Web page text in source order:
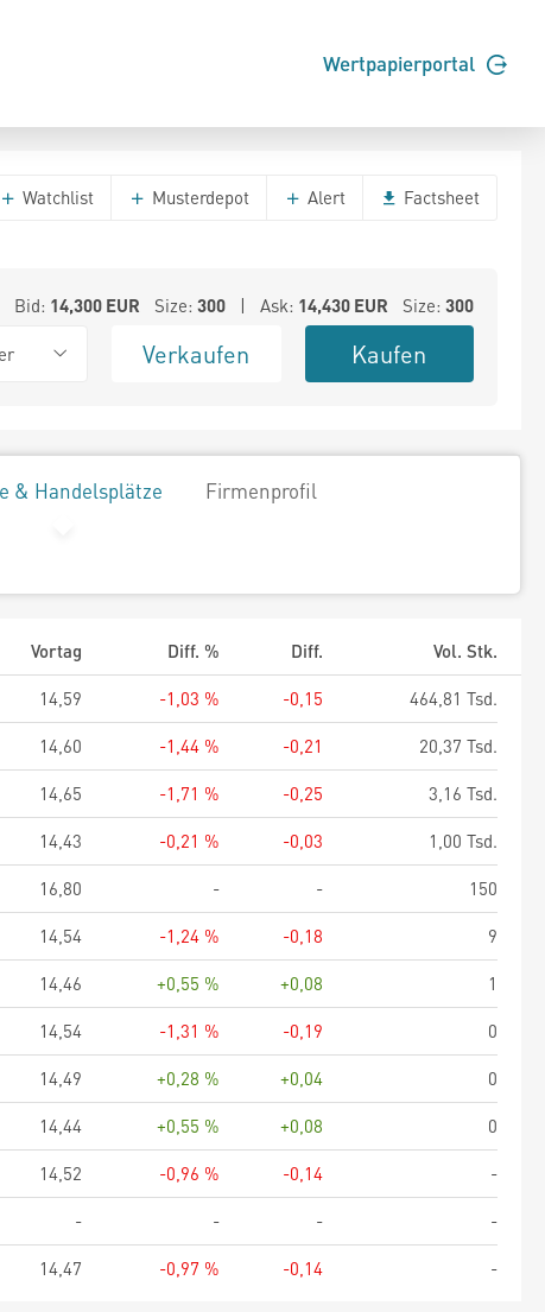
Wertpapierportal
Watchlist Musterdepot Alert Factsheet
Bid: 14,300EUR Size: 300| Ask: 14,430EUR Size: 300
Verkaufen Kaufen
& Handelsplätze Firmenprofil
Vortag Diff. % Diff.
Vol. Stk.
14,59 -1,03 % -0,15
464,81 Tsd.
14,60 -1,44 % -0,21
20,37 Tsd.
14,65 -1,71 % -0,25
3,16 Tsd.
14,43 -0,21 % -0,03
1,00 Tsd.
16,80 - -
150
14,54 -1,24 % -0,18
9
14,46 +0,55 % +0,08
1
14,54 -1,31 % -0,19
0
14,49 +0,28 % +0,04
0
14,44 +0,55 % +0,08
0
14,52 -0,96 % -0,14
-
- - -
-
14,47 -0,97 % -0,14 -